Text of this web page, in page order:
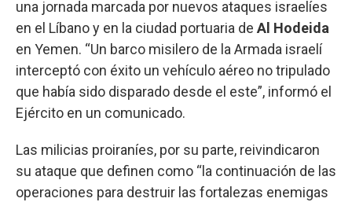
una jornada marcada por nuevos ataques israelíes
en el Líbano y en la ciudad portuaria de Al Hodeida
en Yemen. “Un barco misilero de la Armada israelí
interceptó con éxito un vehículo aéreo no tripulado
que había sido disparado desde el este”, informó el
Ejército en un comunicado.
Las milicias proiraníes, por su parte, reivindicaron
su ataque que definen como “la continuación de las
operaciones para destruir las fortalezas enemigas